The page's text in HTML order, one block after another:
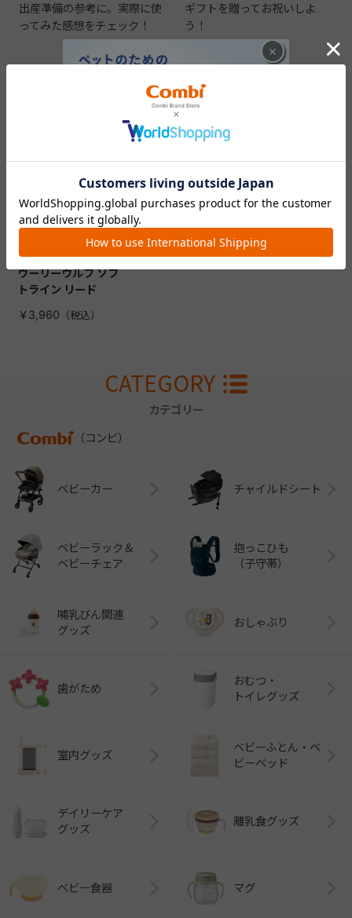
出産準備の参考に。実際に使
ってみた感想をチェック！
ギフトを贈ってお祝いしよ
う！
CHECKED ITEM
最近見た商品
ウーリーウルフ ソフ
トライン リード
￥3,960
CATEGORY
カテゴリー
（コンビ）
ベビーカー チャイルドシート
ベビーラック＆
ベビーチェア
抱っこひも
（子守帯）
哺乳びん関連
グッズ
おしゃぶり
歯がため
おむつ・
トイレグッズ
室内グッズ
ベビーふとん・ベ
ビーベッド
デイリーケア
グッズ
離乳食グッズ
ベビー食器 マグ
×